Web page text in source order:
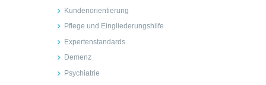
Kundenorientierung
Pflege und Eingliederungshilfe
Expertenstandards
Demenz
Psychiatrie